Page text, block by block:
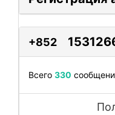
+852
Всего 330